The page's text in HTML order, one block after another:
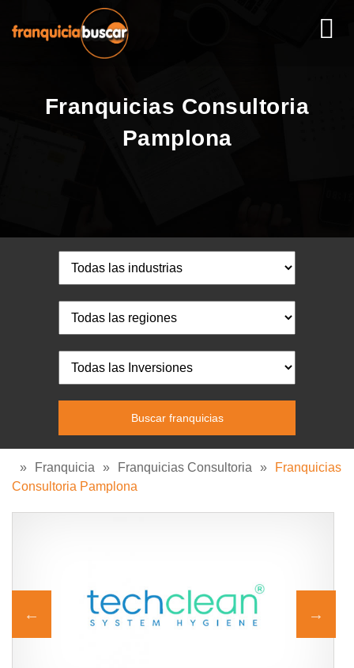
Franquicias Consultoria
Pamplona
» Franquicia » Franquicias Consultoria »
Franquicias
Consultoria Pamplona